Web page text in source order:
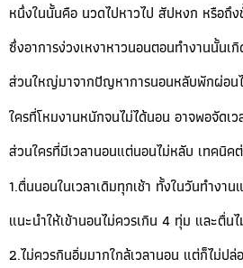
หนึ่งในนั้นคือ นวดไปหาวไป สัปหงก หรือถึ
ซึ่งอาการง่วงเหงาหาวนอนตอนทำงานนั้นเ
ส่วนใหญ่มาจากปัญหาการนอนหลับพักผ่อน
ใครที่โหมงานหนักจนไม่ได้นอน อาจพอจัดเว
ส่วนใครที่มีเวลานอนแต่นอนไม่หลับ เทคนิค
1.ตื่นนอนในเวลาเดิมทุกเช้า ทั้งในวันทำงา
แนะนำให้เข้านอนไม่ควรเกิน 4 ทุ่ม และตื่นไ
2.ไม่ควรกินอิ่มมากใกล้เวลานอน แต่ก็ไม่ปล่